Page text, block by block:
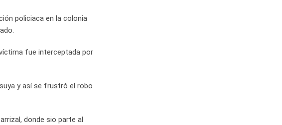
policiaca en la colonia
fue interceptada por
y así se frustró el robo
donde sio parte al